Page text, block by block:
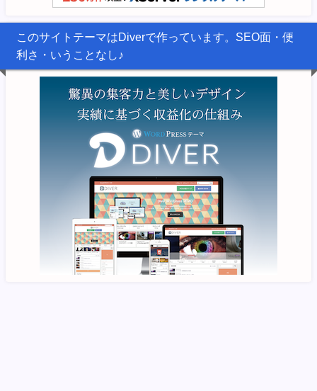
このサイトテーマはDiverで作っています。SEO面・便
利さ・いうことなし♪